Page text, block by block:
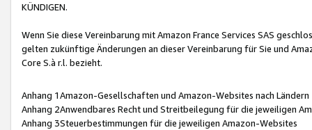
KÜNDIGEN.
Wenn Sie diese Vereinbarung mit Amazon France Services SAS
gelten zukünftige Änderungen an dieser Vereinbarung für Sie und
Core S.à r.l. bezieht.
Anhang 1Amazon-Gesellschaften und Amazon-Websites nach Ländern
Anhang 2Anwendbares Recht und Streitbeilegung für die jeweiligen
Anhang 3Steuerbestimmungen für die jeweiligen Amazon-Websites